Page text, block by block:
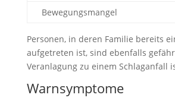
Bewegungsmangel
Personen, in deren Familie bereits
aufgetreten ist, sind ebenfalls
Veranlagung zu einem Schlaganfall
Warnsymptome